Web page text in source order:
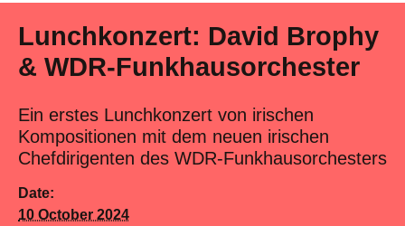
Lunchkonzert: David Brophy
& WDR-Funkhausorchester
Ein erstes Lunchkonzert von irischen
Kompositionen mit dem neuen irischen
Chefdirigenten des WDR-Funkhausorchesters
Date:
10 October 2024